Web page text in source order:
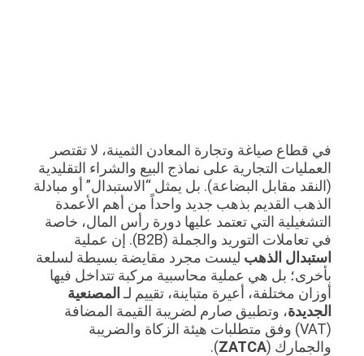
في قطاع صياغة وتجارة المعادن الثمينة، لا تقتصر
العمليات التجارية على نماذج البيع والشراء التقليدية
(النقد مقابل البضاعة). بل يمثل “الاستبدال” أو مبادلة
الذهب القديم بذهب جديد واحداً من أهم الأعمدة
التشغيلية التي تعتمد عليها دورة رأس المال، خاصة
في تعاملات التوريد والجملة (B2B). إن عملية
استبدال الذهب ليست مجرد مقايضة بسيطة لسلعة
بأخرى؛ بل هي عملية محاسبية مركبة تتداخل فيها
أوزان مختلفة، أعيرة متباينة، تقييم لـ المصنعية
الجديدة، وتطبيق صارم لضريبة القيمة المضافة
(VAT) وفق متطلبات هيئة الزكاة والضريبة
والجمارك (ZATCA
).